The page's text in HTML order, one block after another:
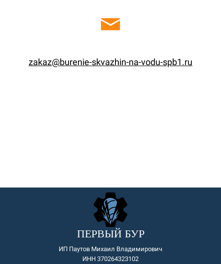
zakaz@burenie-skvazhin-na-vodu-spb1.ru
ПЕРВЫЙ БУР
ИП Паутов Михаил Владимирович
ИНН 370264323102